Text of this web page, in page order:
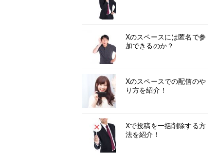
Xのスペースには匿名で参
加できるのか？
Xのスペースでの配信のや
り方を紹介！
Xで投稿を一括削除する方
法を紹介！